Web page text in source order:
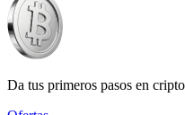
Da tus primeros pasos en